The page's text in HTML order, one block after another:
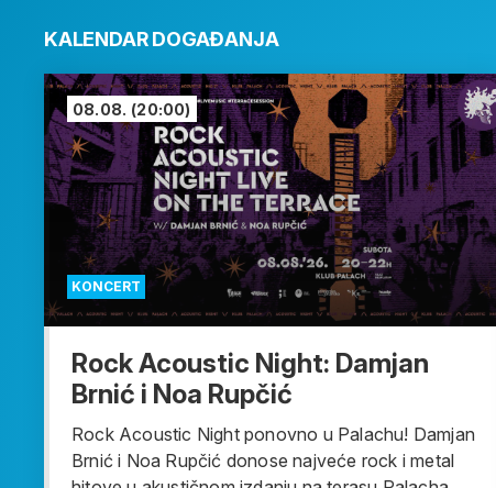
KALENDAR DOGAĐANJA
KONCERT
08.08. (20:00)
Rock Acoustic Night: Damjan
Brnić i Noa Rupčić
Rock Acoustic Night ponovno u Palachu! Damjan
Brnić i Noa Rupčić donose najveće rock i metal